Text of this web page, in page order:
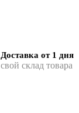
Доставка от 1 дня
свой склад товара